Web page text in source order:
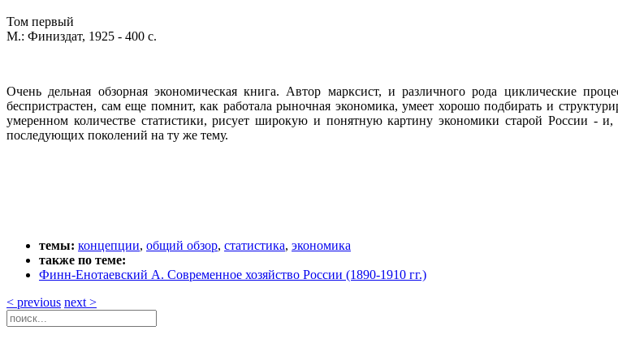
Том первый
М.: Финиздат, 1925 - 400 с.
Очень дельная обзорная экономическая книга. Автор марксист, и различного рода циклические
беспристрастен, сам еще помнит, как работала рыночная экономика, умеет хорошо подбирать и
умеренном количестве статистики, рисует широкую и понятную картину экономики старой России -
последующих поколений на ту же тему.
темы: концепции, общий обзор, статистика, экономика
также по теме:
Финн-Енотаевский А. Современное хозяйство России (1890-1910 гг.)
< previous next >